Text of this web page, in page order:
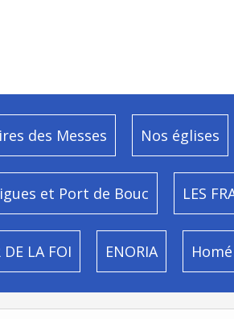
des Messes Nos églises
et Port de Bouc LES
DE LA FOI ENORIA